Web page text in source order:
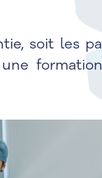
soit les